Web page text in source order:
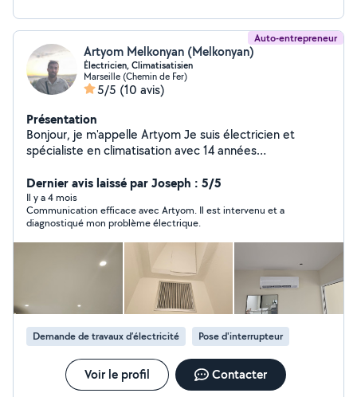
Auto-entrepreneur
Artyom Melkonyan (Melkonyan)
Électricien, Climatisatisien
Marseille (Chemin de Fer)
5/5 (10 avis)
Présentation
Bonjour, je m'appelle Artyom Je suis électricien et
spécialiste en climatisation avec 14 années
installations, réparations, dépannages et entretiens.
Disponible rapidement, sérieux et professionnel, je
m'adapte à vos besoins et à votre budget. N'hésitez pas
à me contacter pour un devis gratuit ou des conseils
personnalisés !
Dernier avis laissé par Joseph : 5/5
Il y a 4 mois
Communication efficace avec Artyom. Il est intervenu et a
diagnostiqué mon problème électrique.
Demande de travaux d’électricité Pose d'interrupteur
Voir le profil Contacter